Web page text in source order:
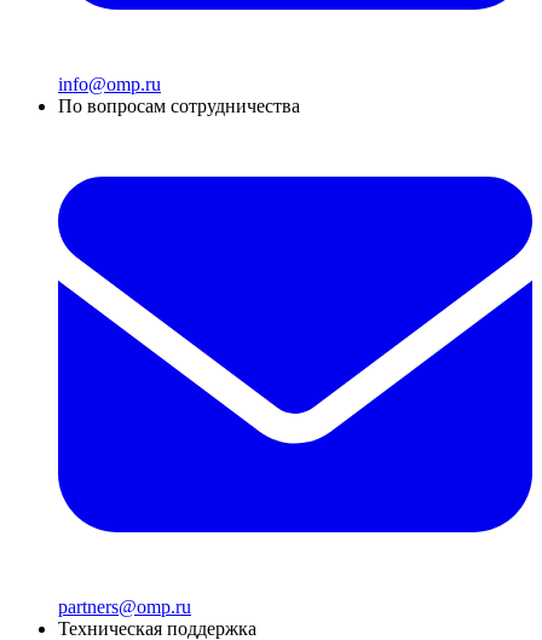
info@omp.ru
По вопросам сотрудничества
partners@omp.ru
Техническая поддержка